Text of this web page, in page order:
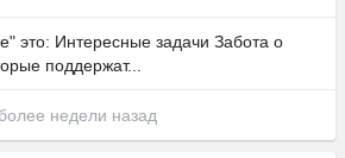
это: Интересные задачи Забота о
поддержат...
недели назад